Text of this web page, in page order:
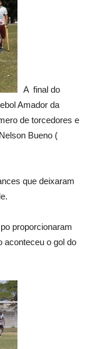
A final do
Amador da
de torcedores e
Bueno (
que deixaram
proporcionaram
aconteceu o gol do